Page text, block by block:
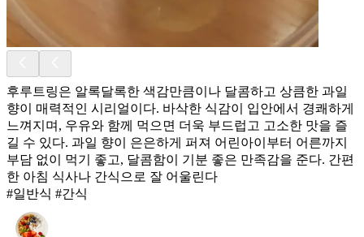
후루트링은 알록달록한 색감만큼이나 달콤하고 상큼한 과일
향이 매력적인 시리얼이다. 바삭한 식감이 입안에서 경쾌하게
느껴지며, 우유와 함께 먹으면 더욱 부드럽고 고소한 맛을 즐
길 수 있다. 과일 향이 은은하게 퍼져 어린아이부터 어른까지
부담 없이 먹기 좋고, 달콤함이 기분 좋은 만족감을 준다. 간편
한 아침 식사나 간식으로 잘 어울린다
#일반식 #간식